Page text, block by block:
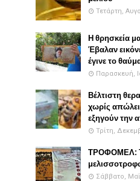
Τετάρτη,
Η θρησκεία
Έβαλαν
έγινε το
Παρασκευή,
Βέλτιστη
χωρίς
εξηγούν την
Τρίτη,
ΤΡΟΦΟΜΕΛ:
Σάββατο,